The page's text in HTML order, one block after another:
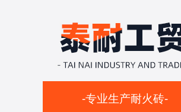
-专业生产耐火砖-